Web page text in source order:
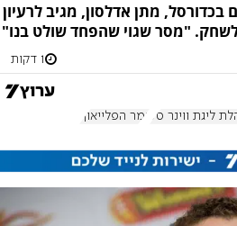
מתן אדלסון, מגיב לרעיון
"מסר שגוי שהפחד שולט בנו"
1 דקות
ליגת ווינר סל גמר הפלייאוף